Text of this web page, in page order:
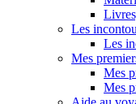
Les
Les
Mes
Mes
Mes